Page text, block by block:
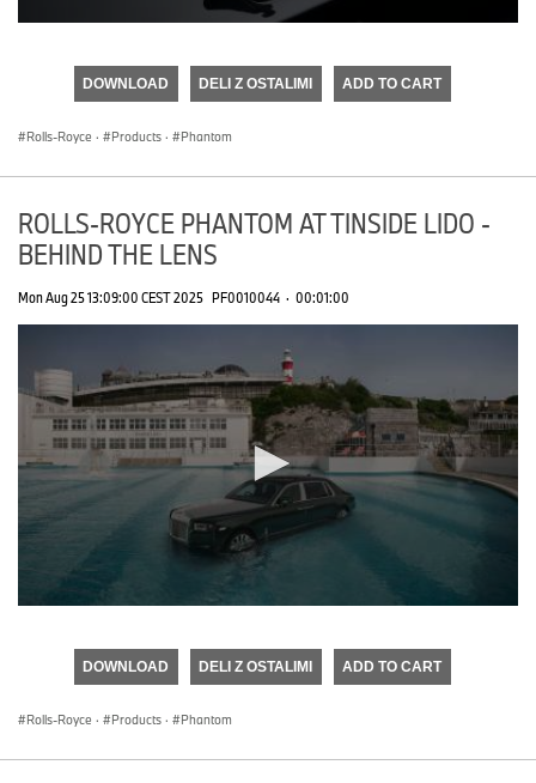
seconds
DOWNLOAD DELI Z OSTALIMI ADD TO CART
Rolls-Royce · Products · Phantom
ROLLS-ROYCE PHANTOM AT TINSIDE LIDO -
BEHIND THE LENS
Mon Aug 25 13:09:00 CEST 2025 PF0010044 · 00:01:00
seconds
DOWNLOAD DELI Z OSTALIMI ADD TO CART
Rolls-Royce · Products · Phantom